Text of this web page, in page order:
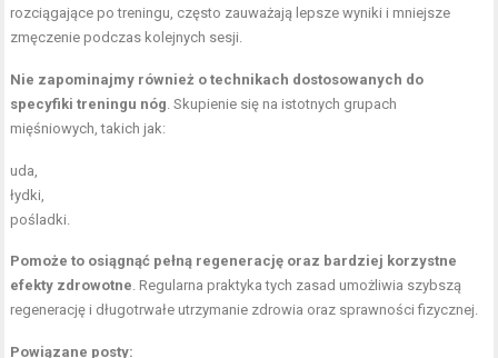
rozciągające po treningu, często zauważają lepsze wyniki i mniejsze
zmęczenie podczas kolejnych sesji.
Nie zapominajmy również o technikach dostosowanych do
specyfiki treningu nóg. Skupienie się na istotnych grupach
mięśniowych, takich jak:
uda,
łydki,
pośladki.
Pomoże to osiągnąć pełną regenerację oraz bardziej korzystne
efekty zdrowotne. Regularna praktyka tych zasad umożliwia szybszą
regenerację i długotrwałe utrzymanie zdrowia oraz sprawności fizycznej.
Powiązane posty: